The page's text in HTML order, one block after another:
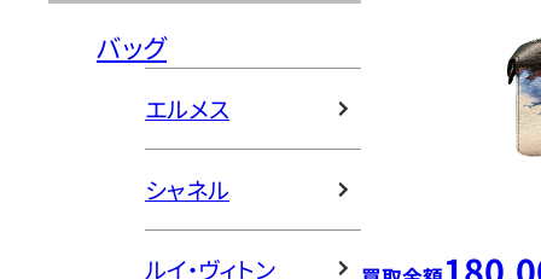
バッグ
エルメス
シャネル
ルイ・ヴィトン